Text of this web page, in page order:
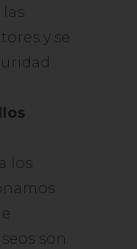
las
y se
los
son